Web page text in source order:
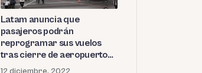
Latam anuncia que
pasajeros podrán
reprogramar sus vuelos
tras cierre de aeropuerto
de Arequipa